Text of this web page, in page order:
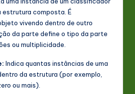
estrutura composta. É
vivendo dentro de outro
da parte define o tipo da parte
ou multiplicidade.
Indica quantas instâncias de uma
da estrutura (por exemplo,
ou mais).